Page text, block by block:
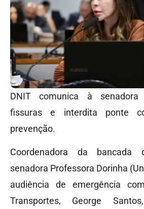
DNIT comunica à senadora
fissuras e interdita ponte
prevenção.
Coordenadora da bancada
senadora Professora Dorinha
audiência de emergência
Transportes, George